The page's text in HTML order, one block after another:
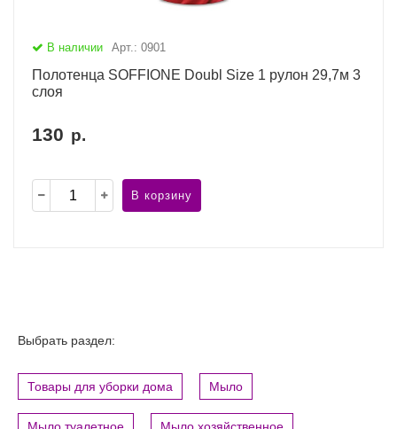
В наличии Арт.: 0901
Полотенца SOFFIONE Doubl Size 1 рулон 29,7м 3
слоя
130 р.
В корзину
Выбрать раздел:
Товары для уборки дома Мыло